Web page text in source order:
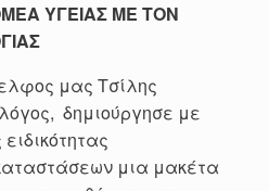
ΥΓΕΙΑΣ ΜΕ ΤΟΝ
μας Τσίλης
δημιούργησε με
μια μακέτα